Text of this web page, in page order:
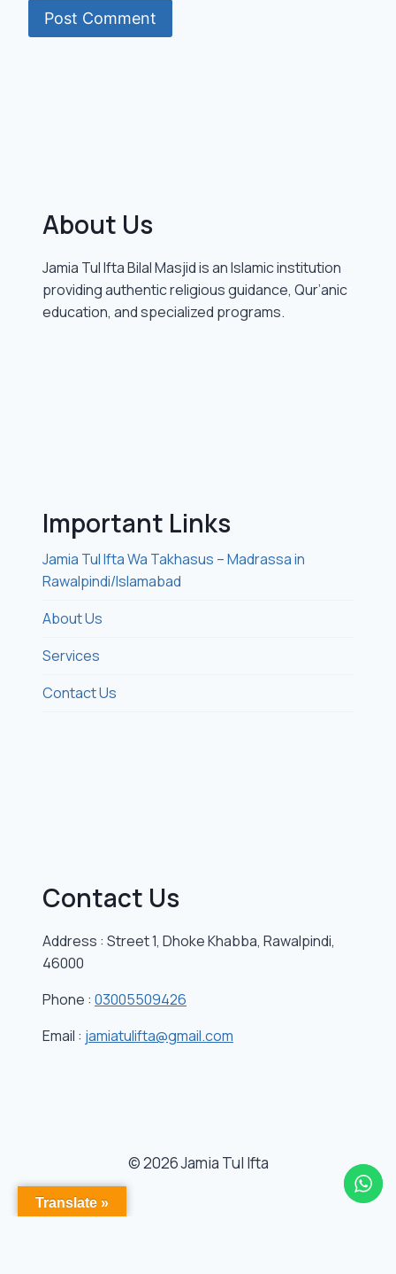
About Us
Jamia Tul Ifta Bilal Masjid is an Islamic institution
providing authentic religious guidance, Qur’anic
education, and specialized programs.
Important Links
Jamia Tul Ifta Wa Takhasus – Madrassa in
Rawalpindi/Islamabad
About Us
Services
Contact Us
Contact Us
Address : Street 1, Dhoke Khabba, Rawalpindi,
46000
Phone : 03005509426
Email : jamiatulifta@gmail.com
© 2026 Jamia Tul Ifta
Translate »